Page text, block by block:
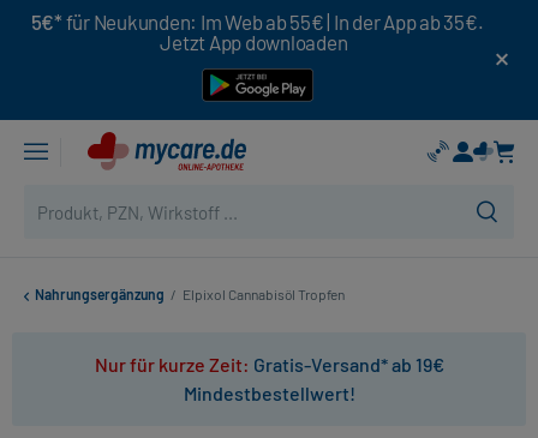
5€* für Neukunden: Im Web ab 55€ | In der App ab 35€.
Jetzt App downloaden
Nahrungsergänzung / Elpixol Cannabisöl Tropfen
Nur für kurze Zeit: Gratis-Versand* ab 19€
Mindestbestellwert!